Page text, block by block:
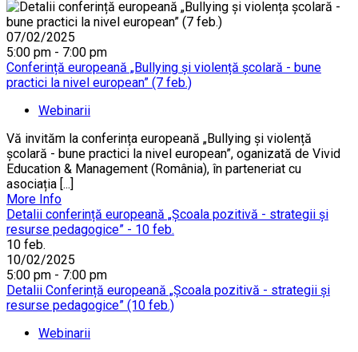
07/02/2025
5:00 pm - 7:00 pm
Conferință europeană „Bullying și violență școlară - bune
practici la nivel european” (7 feb.)
Webinarii
Vă invităm la conferința europeană „Bullying și violență
școlară - bune practici la nivel european”, oganizată de Vivid
Education & Management (România), în parteneriat cu
asociația [...]
More Info
Detalii conferință europeană „Școala pozitivă - strategii și
resurse pedagogice” - 10 feb.
10 feb.
10/02/2025
5:00 pm - 7:00 pm
Detalii Conferință europeană „Școala pozitivă - strategii și
resurse pedagogice” (10 feb.)
Webinarii